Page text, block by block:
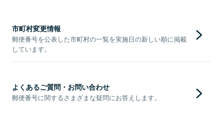
市町村変更情報
郵便番号を公表した市町村の一覧を実施日の新しい順に掲載
しています。
よくあるご質問・お問い合わせ
郵便番号に関するさまざまな疑問にお答えします。